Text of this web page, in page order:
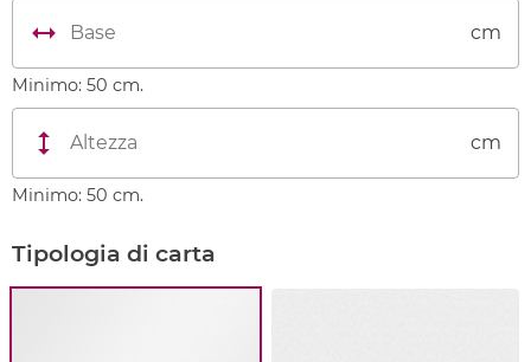
cm
Minimo: 50 cm.
cm
Minimo: 50 cm.
Tipologia di carta